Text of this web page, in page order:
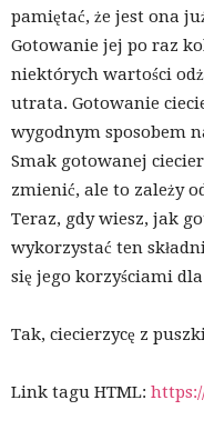
pamiętać, że jest ona
Gotowanie jej po raz
niektórych wartości
utrata. Gotowanie
wygodnym sposobem
Smak gotowanej
zmienić, ale to zależy
Teraz, gdy wiesz, jak
wykorzystać ten
się jego korzyściami
Tak, ciecierzycę z
Link tagu HTML: